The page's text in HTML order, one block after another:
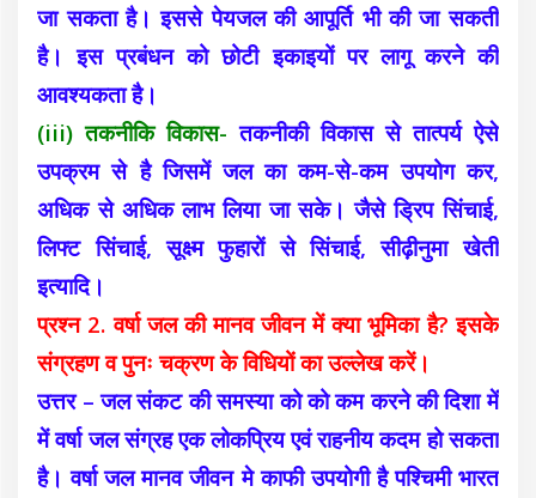
जा सकता है। इससे पेयजल की आपूर्ति भी की जा सकती
है। इस प्रबंधन को छोटी इकाइयों पर लागू करने की
आवश्यकता है।
(iii) तकनीकि विकास- तकनीकी विकास से तात्पर्य ऐसे
उपक्रम से है जिसमें जल का कम-से-कम उपयोग कर,
अधिक से अधिक लाभ लिया जा सके। जैसे ड्रिप सिंचाई,
लिफ्ट सिंचाई, सूक्ष्म फुहारों से सिंचाई, सीढ़ीनुमा खेती
इत्यादि।
प्रश्न 2. वर्षा जल की मानव जीवन में क्या भूमिका है? इसके
संग्रहण व पुनः चक्रण के विधियों का उल्लेख करें।
उत्तर – जल संकट की समस्या को को कम करने की दिशा में
में वर्षा जल संग्रह एक लोकप्रिय एवं राहनीय कदम हो सकता
है। वर्षा जल मानव जीवन मे काफी उपयोगी है पश्चिमी भारत